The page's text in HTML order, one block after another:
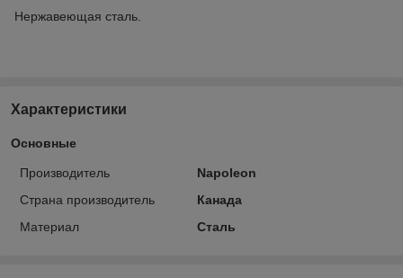
Нержавеющая сталь.
Характеристики
Основные
Производитель
Napoleon
Страна производитель
Канада
Материал
Сталь